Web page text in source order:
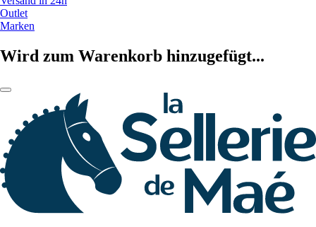
Outlet
Marken
Wird zum Warenkorb hinzugefügt...